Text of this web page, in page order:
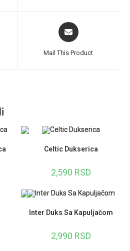
Opens
in
Mail This Product
Celtic Dukserica
2,590 RSD
Inter Duks Sa Kapuljačom
2,990 RSD